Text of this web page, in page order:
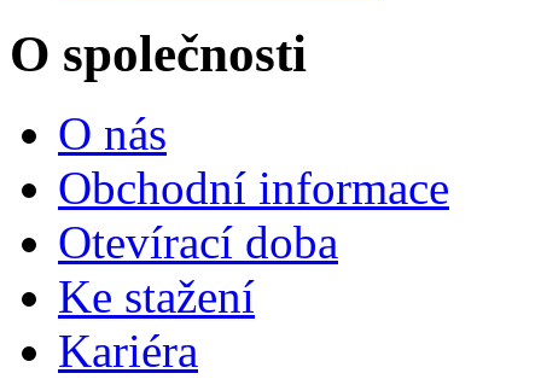
O společnosti
O nás
Obchodní informace
Otevírací doba
Ke stažení
Kariéra